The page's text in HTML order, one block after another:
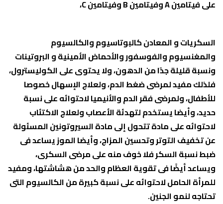
على فيتامين A وفيتامين B وفيتامين C،
السكريات و المعادن كالبوتاسيوم والكالسيوم
والمغنسيوم والفوسفور والأحماض الأمينية و البروتينات
ونسبة قليلة جدًا من الدهون، ولا يحتوى على الكوليسترول،
فلذلك مفيد لمرضى ضغط الدم، ولعلاج الإسهال خصوصا
للأطفال، ولمرضى فقر الدم والأنيميا لاحتوائه على نسبة
حديد، وأيضا يستخدم لتهدئة الأعصاب ولعلاج الاكتئاب
لاحتوائه على مادة تتحول إلى مادة السيروتونين المسئولة
عن تخفيف التوتر وتحسين المزاج، وأيضا الموز يساعد فى
ضبط نسبة السكر فلا خوف منه على مرضى السكرى،
ويساعد أيضًا فى تقوية العظام والحد من هشاشتها، ومفيد
للمرأة الحامل لاحتوائه على نسبة كبيرة من الكالسيوم التى
تحتاجه لنمو الجنين.